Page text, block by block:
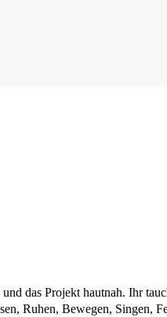
das Projekt hautnah. Ihr
Ruhen, Bewegen, Singen,